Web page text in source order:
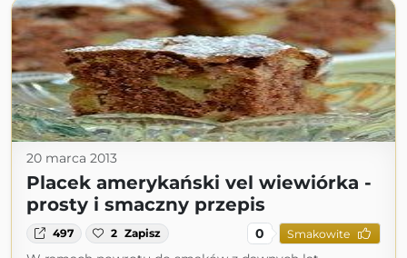
20 marca 2013
Placek amerykański vel wiewiórka -
prosty i smaczny przepis
497 2 Zapisz 0 Smakowite